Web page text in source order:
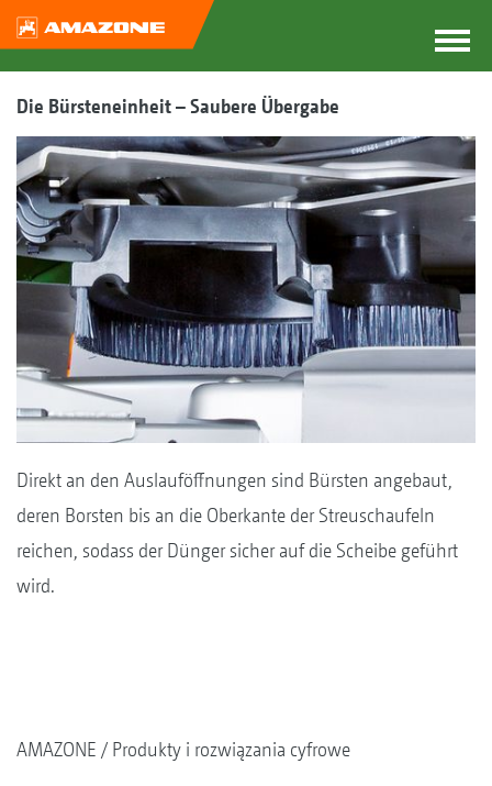
Die Bürsteneinheit – Saubere Übergabe
Direkt an den Auslauföffnungen sind Bürsten angebaut,
deren Borsten bis an die Oberkante der Streuschaufeln
reichen, sodass der Dünger sicher auf die Scheibe geführt
wird.
AMAZONE Produkty i rozwiązania cyfrowe